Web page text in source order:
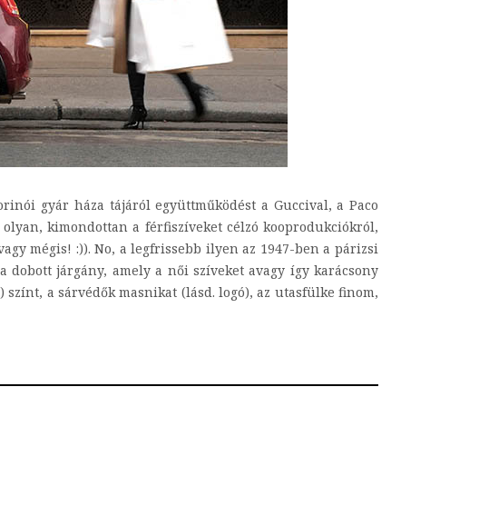
gyár háza tájáról együttműködést a Guccival, a Paco
kimondottan a férfiszíveket célzó kooprodukciókról,
mégis! :)). No, a legfrissebb ilyen az 1947-ben a párizsi
járgány, amely a női szíveket avagy így karácsony
a sárvédők masnikat (lásd. logó), az utasfülke finom,